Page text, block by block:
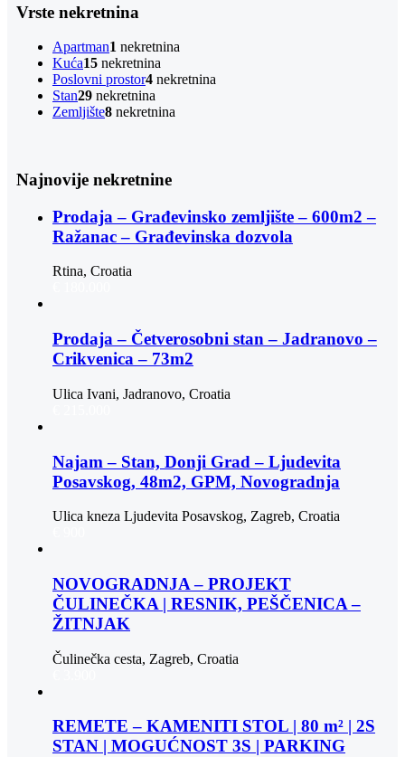
Vrste nekretnina
Apartman1 nekretnina
Kuća15 nekretnina
Poslovni prostor4 nekretnina
Stan29 nekretnina
Zemljište8 nekretnina
Najnovije nekretnine
Prodaja – Građevinsko zemljište – 600m2 –
Ražanac – Građevinska dozvola
Rtina, Croatia
Prodaja – Četverosobni stan – Jadranovo –
Crikvenica – 73m2
Ulica Ivani, Jadranovo, Croatia
Najam – Stan, Donji Grad – Ljudevita
Posavskog, 48m2, GPM, Novogradnja
Ulica kneza Ljudevita Posavskog, Zagreb, Croatia
NOVOGRADNJA – PROJEKT
ČULINEČKA | RESNIK, PEŠČENICA –
ŽITNJAK
Čulinečka cesta, Zagreb, Croatia
REMETE – KAMENITI STOL | 80 m² | 2S
STAN | MOGUĆNOST 3S | PARKING